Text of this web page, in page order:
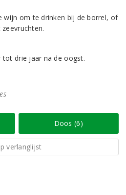
wijn om te drinken bij de borrel, of
tot drie jaar na de oogst.
Doos (6)
verlanglijst